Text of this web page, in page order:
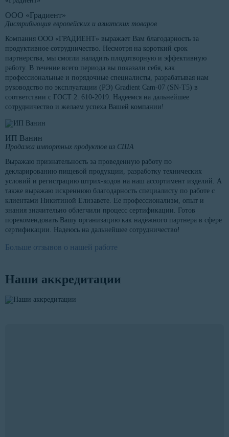
ООО «Градиент»
Дистрибьюция европейских и азиатских товаров
Компания ООО «ГРАДИЕНТ» выражает Вам благодарность за
продуктивное сотрудничество. Несмотря на короткий срок
партнерства, мы смогли наладить плодотворную и эффективную
работу. В течение всего периода вы показали себя, как
профессиональные и порядочные специалисты, разрабатывая нам
руководство по эксплуатации (РЭ) Gradient Cam-07 (SN-T5) в
соответствии с ГОСТ 2. 610-2019. Надеемся на дальнейшее
сотрудничество и желаем успеха Вашей компании!
ИП Ванин
Продажа импортных продуктов из США
Выражаю признательность за проведенную работу по
декларированию пищевой продукции, разработку технических
условий и регистрацию штрих-кодов на наш ассортимент изделий. А
также выражаю искреннюю благодарность специалисту по работе с
клиентами Никитиной Елизавете. Ее профессионализм, опыт и
знания значительно облегчили процесс сертификации. Готов
порекомендовать Вашу организацию как надёжного партнера в сфере
сертификации. Надеюсь на дальнейшее сотрудничество!
Больше отзывов о нашей работе
Наши аккредитации